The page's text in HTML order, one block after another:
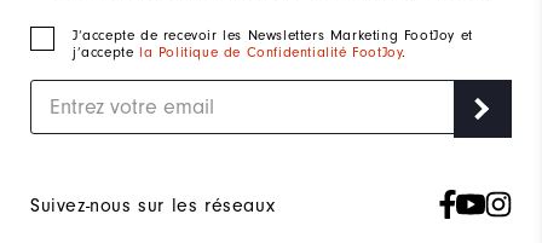
J‘accepte de recevoir les Newsletters Marketing FootJoy et
j’accepte la Politique de Confidentialité FootJoy.
Suivez-nous sur les réseaux